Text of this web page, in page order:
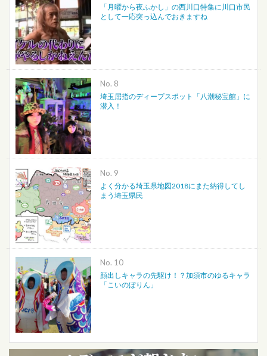
「月曜から夜ふかし」の西川口特集に川口市民
として一応突っ込んでおきますね
No.
埼玉屈指のディープスポット「八潮秘宝館」に
潜入！
No.
よく分かる埼玉県地図2018にまた納得してし
まう埼玉県民
No.
顔出しキャラの先駆け！？加須市のゆるキャラ
「こいのぼりん」